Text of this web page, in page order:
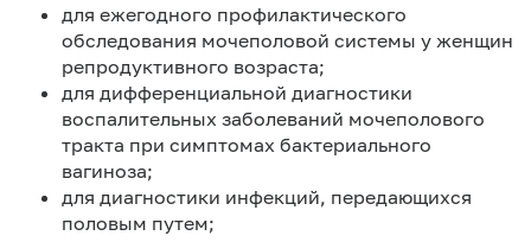
для ежегодного профилактического
обследования мочеполовой системы у женщин
репродуктивного возраста;
для дифференциальной диагностики
воспалительных заболеваний мочеполового
тракта при симптомах бактериального
вагиноза;
для диагностики инфекций, передающихся
половым путем;